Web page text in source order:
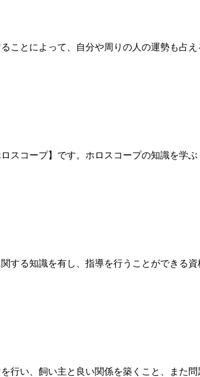
ことによって、自分や周りの人の運勢も占
コープ】です。ホロスコープの知識を学
る知識を有し、指導を行うことができる
い、飼い主と良い関係を築くこと、また